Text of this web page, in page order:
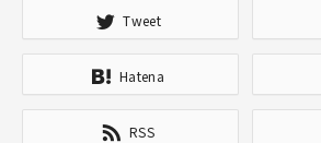
Tweet
Hatena
RSS